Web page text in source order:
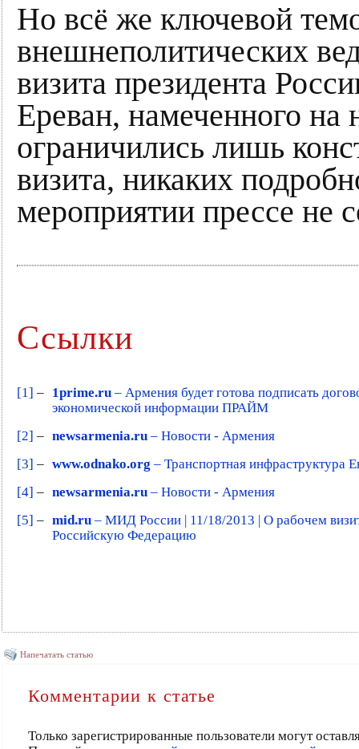
Но всё же ключевой
внешнеполитических
визита президента
Ереван, намеченного
ограничились лишь
визита, никаких
мероприятии прессе не
Ссылки
[1] – 1prime.ru – Армения будет готова подписать
экономической информации ПРАЙМ
[2] – newsarmenia.ru – Новости - Армения
[3] – www.odnako.org – Транспортная инфраструктура
[4] – newsarmenia.ru – Новости - Армения
[5] – mid.ru – МИД России | 11/18/2013 | О рабочем
Российскую Федерацию
Напечатать статью
Комментарии к статье
Только зарегистрированные пользователи могут